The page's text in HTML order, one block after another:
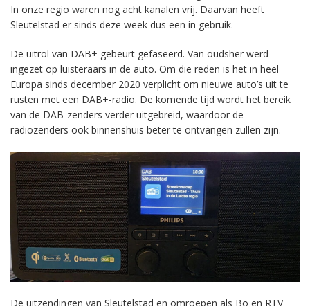
In onze regio waren nog acht kanalen vrij. Daarvan heeft
Sleutelstad er sinds deze week dus een in gebruik.
De uitrol van DAB+ gebeurt gefaseerd. Van oudsher werd
ingezet op luisteraars in de auto. Om die reden is het in heel
Europa sinds december 2020 verplicht om nieuwe auto’s uit te
rusten met een DAB+-radio. De komende tijd wordt het bereik
van de DAB-zenders verder uitgebreid, waardoor de
radiozenders ook binnenshuis beter te ontvangen zullen zijn.
De uitzendingen van Sleutelstad en omroepen als Bo en RTV